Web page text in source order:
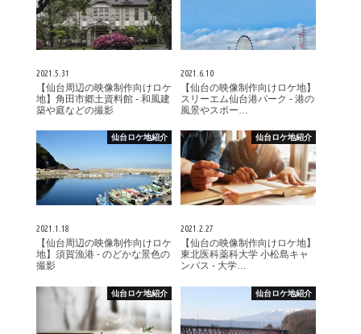
2021.5.31
【仙台周辺の映像制作向けロケ
地】角田市郷土資料館 - 和風建
築や庭などの撮影
2021.6.10
【仙台の映像制作向けロケ地】
スリーエム仙台港パーク - 港の
風景やスポー…
仙台ロケ地紹介
2021.1.18
【仙台周辺の映像制作向けロケ
地】須賀漁港 - のどかな景色の
撮影
仙台ロケ地紹介
2021.2.27
【仙台の映像制作向けロケ地】
東北医科薬科大学 小松島キャ
ンパス - 大学…
仙台ロケ地紹介 仙台ロケ地紹介